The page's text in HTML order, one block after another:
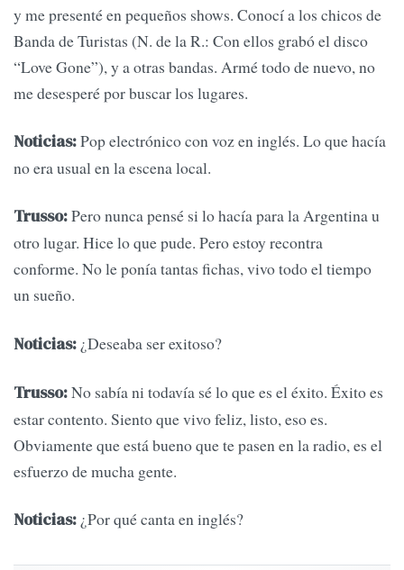
y me presenté en pequeños shows. Conocí a los chicos de
Banda de Turistas (N. de la R.: Con ellos grabó el disco
“Love Gone”), y a otras bandas. Armé todo de nuevo, no
me desesperé por buscar los lugares.
Noticias:Pop electrónico con voz en inglés. Lo que hacía
no era usual en la escena local.
Trusso:Pero nunca pensé si lo hacía para la Argentina u
otro lugar. Hice lo que pude. Pero estoy recontra
conforme. No le ponía tantas fichas, vivo todo el tiempo
un sueño.
Noticias: ¿Deseaba ser exitoso?
Trusso:No sabía ni todavía sé lo que es el éxito. Éxito es
estar contento. Siento que vivo feliz, listo, eso es.
Obviamente que está bueno que te pasen en la radio, es el
esfuerzo de mucha gente.
Noticias: ¿Por qué canta en inglés?